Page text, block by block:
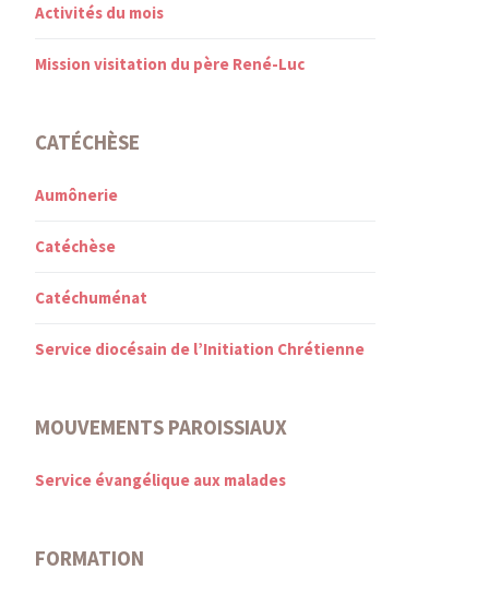
Activités du mois
Mission visitation du père René-Luc
CATÉCHÈSE
Aumônerie
Catéchèse
Catéchuménat
Service diocésain de l’Initiation Chrétienne
MOUVEMENTS PAROISSIAUX
Service évangélique aux malades
FORMATION